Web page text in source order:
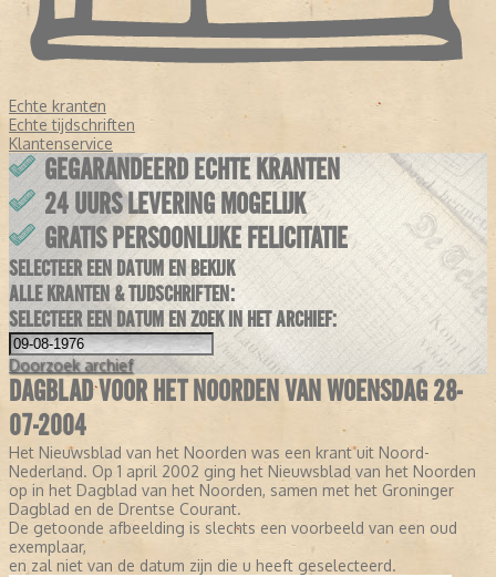
Echte kranten
Echte tijdschriften
Klantenservice
GEGARANDEERD ECHTE KRANTEN
24 UURS LEVERING MOGELIJK
GRATIS PERSOONLIJKE FELICITATIE
SELECTEER EEN DATUM EN BEKIJK
ALLE KRANTEN & TIJDSCHRIFTEN:
SELECTEER EEN DATUM EN ZOEK IN HET ARCHIEF:
Doorzoek archief
DAGBLAD VOOR HET NOORDEN VAN WOENSDAG 28-
07-2004
Het Nieuwsblad van het Noorden was een krant uit Noord-
Nederland. Op 1 april 2002 ging het Nieuwsblad van het Noorden
op in het Dagblad van het Noorden, samen met het Groninger
Dagblad en de Drentse Courant.
De getoonde afbeelding is slechts een voorbeeld van een oud
exemplaar,
en zal niet van de datum zijn die u heeft geselecteerd.